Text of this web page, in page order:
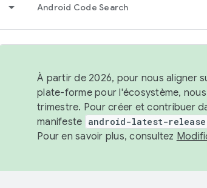
Android Code Search
À partir de 2026, pour nous aligner
plate-forme pour l'écosystème,
trimestre. Pour créer et contribuer
manifeste android-latest-release
Pour en savoir plus, consultez